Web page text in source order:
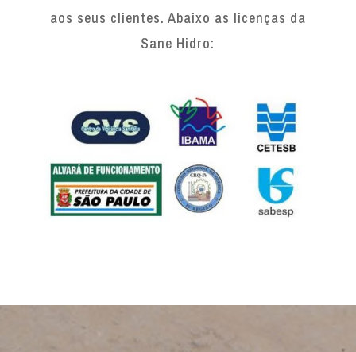
aos seus clientes. Abaixo as licenças da
Sane Hidro: